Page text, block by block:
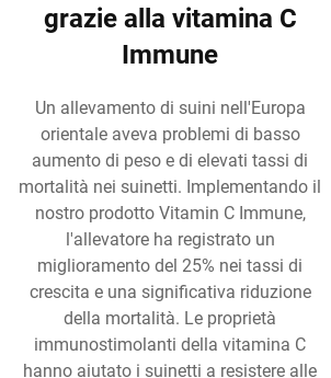
grazie alla vitamina C
Immune
Un allevamento di suini nell'Europa
orientale aveva problemi di basso
aumento di peso e di elevati tassi di
mortalità nei suinetti. Implementando il
nostro prodotto Vitamin C Immune,
l'allevatore ha registrato un
miglioramento del 25% nei tassi di
crescita e una significativa riduzione
della mortalità. Le proprietà
immunostimolanti della vitamina C
hanno aiutato i suinetti a resistere alle